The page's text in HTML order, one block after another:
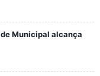
Municipal alcança